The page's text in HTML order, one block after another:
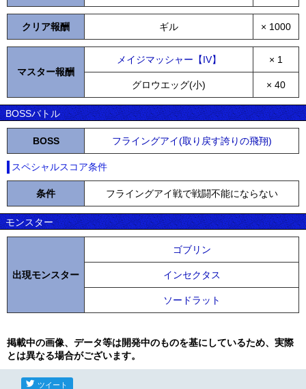
クリア報酬 ギル × 1000
マスター報酬
メイジマッシャー【IV】 × 1
グロウエッグ(小) × 40
BOSSバトル
BOSS フライングアイ(取り戻す誇りの飛翔)
スペシャルスコア条件
条件 フライングアイ戦で戦闘不能にならない
モンスター
出現モンスター
ゴブリン
インセクタス
ソードラット
掲載中の画像、データ等は開発中のものを基にしているため、実際
とは異なる場合がございます。
ツイート